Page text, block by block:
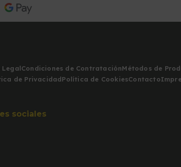
LegalCondiciones de ContrataciónMétodos de
de PrivacidadPolítica de CookiesContacto
sociales